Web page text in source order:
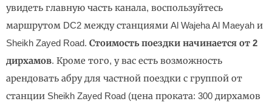
увидеть главную часть канала, воспользуйтесь
маршрутом DC2 между станциями Al Wajeha Al Maeyah и
Sheikh Zayed Road. Стоимость поездки начинается от 2
дирхамов. Кроме того, у вас есть возможность
арендовать абру для частной поездки с группой от
станции Sheikh Zayed Road (цена проката: 300 дирхамов